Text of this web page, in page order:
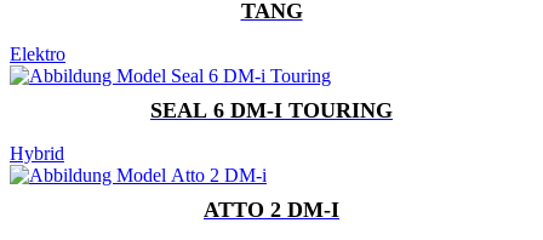
TANG
Elektro
SEAL 6 DM-I TOURING
Hybrid
ATTO 2 DM-I